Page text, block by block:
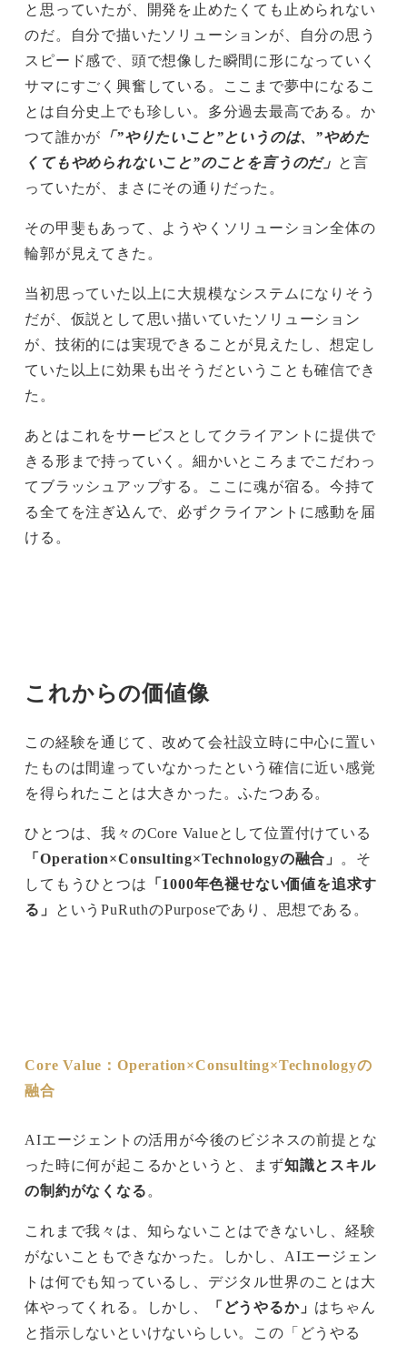
と思っていたが、開発を止めたくても止められない
のだ。自分で描いたソリューションが、自分の思う
スピード感で、頭で想像した瞬間に形になっていく
サマにすごく興奮している。ここまで夢中になるこ
とは自分史上でも珍しい。多分過去最高である。か
つて誰かが 「”やりたいこと”というのは、”やめた
くてもやめられないこと”のことを言うのだ」 と言
っていたが、まさにその通りだった。
その甲斐もあって、ようやくソリューション全体の
輪郭が見えてきた。
当初思っていた以上に大規模なシステムになりそう
だが、仮説として思い描いていたソリューション
が、技術的には実現できることが見えたし、想定し
ていた以上に効果も出そうだということも確信でき
た。
あとはこれをサービスとしてクライアントに提供で
きる形まで持っていく。細かいところまでこだわっ
てブラッシュアップする。ここに魂が宿る。今持て
る全てを注ぎ込んで、必ずクライアントに感動を届
ける。
これからの価値像
この経験を通じて、改めて会社設立時に中心に置い
たものは間違っていなかったという確信に近い感覚
を得られたことは大きかった。ふたつある。
ひとつは、我々のCore Valueとして位置付けている
「Operation×Consulting×Technologyの融合」
。そ
してもうひとつは 「1000年色褪せない価値を追求す
る」
というPuRuthのPurposeであり、思想である。
Core Value：Operation×Consulting×Technologyの
融合
AIエージェントの活用が今後のビジネスの前提とな
った時に何が起こるかというと、まず知識とスキル
の制約がなくなる。
これまで我々は、知らないことはできないし、経験
がないこともできなかった。しかし、AIエージェン
トは何でも知っているし、デジタル世界のことは大
体やってくれる。しかし、
「どうやるか」 はちゃん
と指示しないといけないらしい。この「どうやる